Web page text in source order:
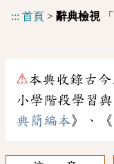
::: 首頁 > 辭典檢視「
⚠本典收錄古今
小學階段學習
典簡編本》、《